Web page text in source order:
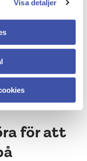
Visa detaljer
Det innebär
är rimlig,
finns stöd och
till din chef och få
Om du
skyldig att ta det
för att